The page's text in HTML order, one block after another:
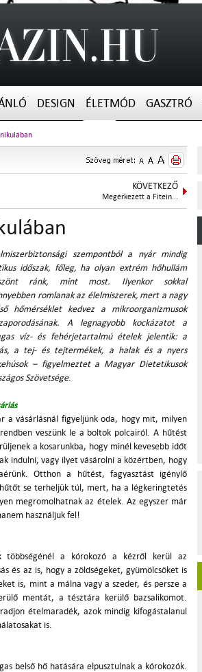
DESIGN ÉLETMÓD GASZTRÓ
KÖVETKEZŐ
Megérkezett a Fitein...
szempontból a nyár mindig
időszak, főleg, ha olyan extrém hőhullám
ránk, mint most. Ilyenkor sokkal
romlanak az élelmiszerek, mert a nagy
hőmérséklet kedvez a mikroorganizmusok
A legnagyobb kockázatot a
víz- és fehérjetartalmú ételek jelentik: a
a tej- és tejtermékek, a halak és a nyers
– figyelmeztet a Magyar Dietetikusok
Szövetsége.
a vásárlásnál figyeljünk oda, hogy mit, milyen
veszünk le a boltok polcairól. A hűtést
a kosarunkba, hogy minél kevesebb időt
indulni, vagy ilyet vásárolni a közértben, hogy
Otthon a hűtést, fagyasztást igénylő
se terheljük túl, mert, ha a légkeringtetés
megromolhatnak az ételek. Az egyszer már
használjuk fel!
többségénél a kórokozó a kézről kerül az
és az is, hogy a zöldségeket, gyümölcsöket is
is, mint a málna vagy a szeder, és persze a
mentát, a tésztára kerülő bazsalikomot.
ételmaradék, azok mindig kifogástalanul
is.
belső hő hatására elpusztulnak a kórokozók.